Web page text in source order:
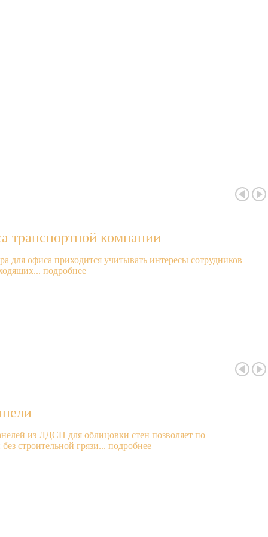
транспортной компании
для офиса приходится учитывать интересы сотрудников
подробнее
из ЛДСП для облицовки стен позволяет по
строительной грязи... подробнее